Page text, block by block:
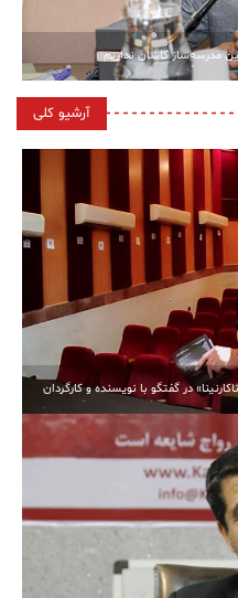
مدرسه‌ساز کاشان نداریم
آرشیو کلی
در گفتگو با نویسنده و کارگردان